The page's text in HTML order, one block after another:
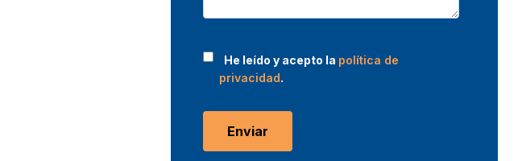
He leído y acepto la política de
privacidad.